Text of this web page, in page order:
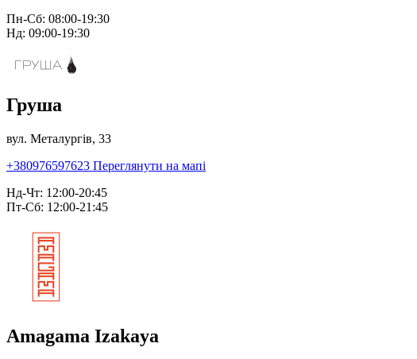
Пн-Сб: 08:00-19:30
Нд: 09:00-19:30
Груша
вул. Металургів, 33
+380976597623 Переглянути на мапі
Нд-Чт: 12:00-20:45
Пт-Сб: 12:00-21:45
Amagama Izakaya